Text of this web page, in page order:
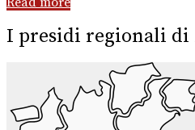
I presidi regionali di